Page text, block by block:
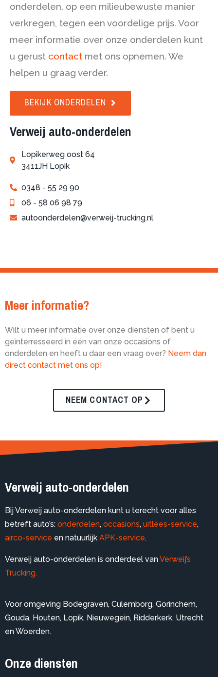
onderdelen, op een milieubewuste manier
verkregen, tegen een voordelige prijs. Voor
meer informatie over onze onderdelen kunt
u gerust contact met ons opnemen. We
helpen u graag verder.
BEKIJK ONDERDELEN
Verweij auto-onderdelen
Lopikerweg oost 64
3411JH Lopik
0348 - 55 29 90
06 - 58 06 98 79
autoonderdelen@verweij-trucking.nl
Meer informatie?
Wilt u meer informatie over onze diensten of bent u
geïnterresseerd in één van onze occasions of
onderdelen en heeft u daar een vraag over? Neem dan
direct contact met ons op!
NEEM CONTACT OP
Verweij auto-onderdelen
Bij Verweij auto-onderdelen kunt u terecht voor alles
betreft auto’s: onderdelen, occasions, uitlees-service,
airco-service en natuurlijk APK-service.
Verweij auto-onderdelen is onderdeel vanVerweij’s
Trucking.
Voor omgeving Bodegraven, Culemborg, Gorinchem,
Gouda, Houten, Lopik, Nieuwegein, Ridderkerk, Utrecht
enWoerden.
Onze diensten